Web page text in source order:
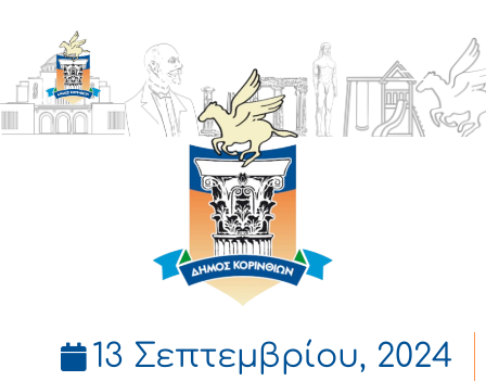
ΔΗΜΟΣ
ΚΟΡΙΝΘΙΩΝ
13 Σεπτεμβρίου, 2024